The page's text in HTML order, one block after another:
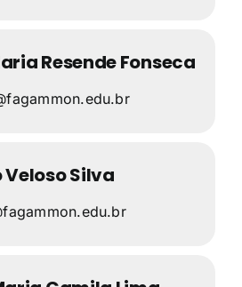
Resende Fonseca
Veloso Silva